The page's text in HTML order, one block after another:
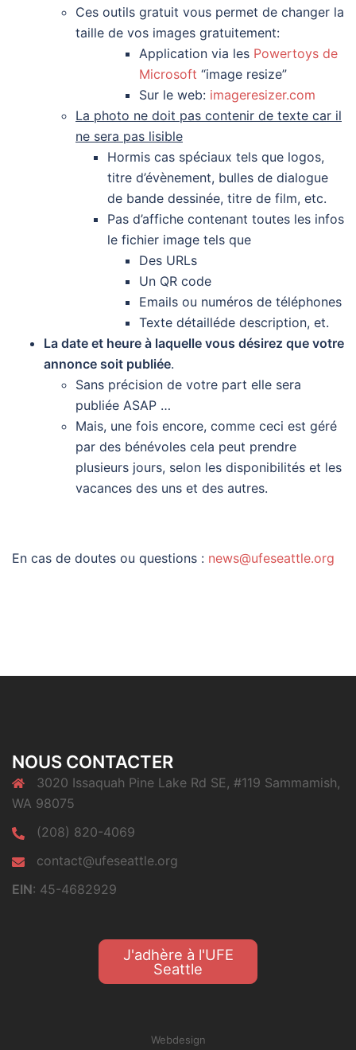
Ces outils gratuit vous permet de changer la
taille de vos images gratuitement:
Application via les Powertoys de
Microsoft “image resize”
Sur le web: imageresizer.com
La photo ne doit pas contenir de texte car il
ne sera pas lisible
Hormis cas spéciaux tels que logos,
titre d’évènement, bulles de dialogue
de bande dessinée, titre de film, etc.
Pas d’affiche contenant toutes les infos
le fichier image tels que
Des URLs
Un QR code
Emails ou numéros de téléphones
Texte détailléde description, et.
La date et heure à laquelle vous désirez que votre
annonce soit publiée.
Sans précision de votre part elle sera
publiée ASAP …
Mais, une fois encore, comme ceci est géré
par des bénévoles cela peut prendre
plusieurs jours, selon les disponibilités et les
vacances des uns et des autres.
En cas de doutes ou questions : news@ufeseattle.org
NOUS CONTACTER
3020 Issaquah Pine Lake Rd SE, #119 Sammamish,
WA 98075
(208) 820-4069
contact@ufeseattle.org
EIN: 45-4682929
J'adhère à l'UFE
Seattle
Webdesign